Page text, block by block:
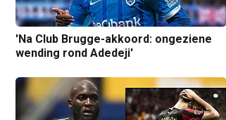
'Na Club Brugge-akkoord: ongeziene
wending rond Adedeji'